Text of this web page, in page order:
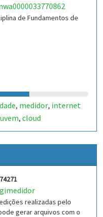
de Fundamentos de
, medidor, internet
, cloud
realizadas pelo
gerar arquivos com o